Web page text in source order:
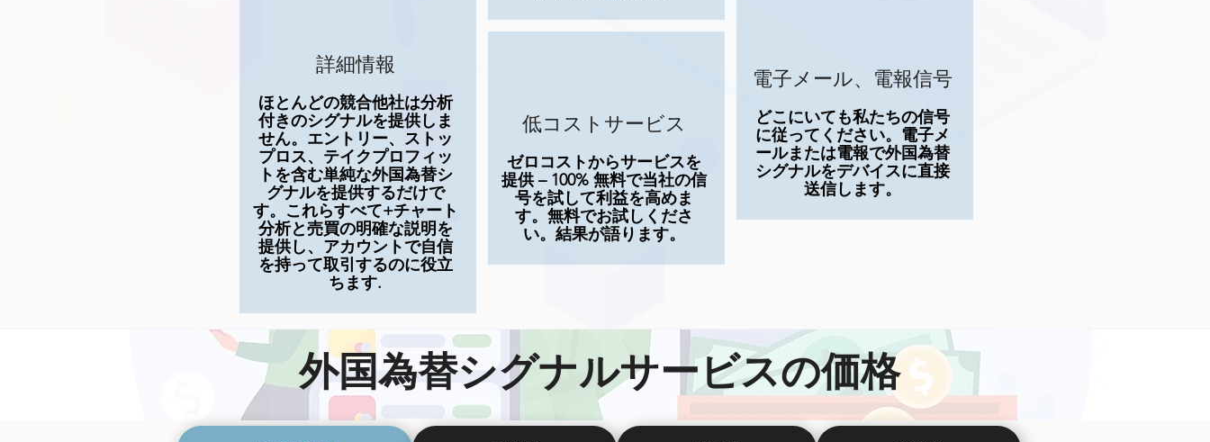
詳細情報
ほとんどの競合他社は分析
付きのシグナルを提供しま
せん。エントリー、ストッ
プロス、テイクプロフィッ
トを含む単純な外国為替シ
グナルを提供するだけで
す。これらすべて+チャート
分析と売買の明確な説明を
提供し、アカウントで自信
を持って取引するのに役立
ちます.
低コストサービス
ゼロコストからサービスを
提供 – 100% 無料で当社の信
号を試して利益を高めま
す。無料でお試しくださ
い。結果が語ります。
電子メール、電報信号
どこにいても私たちの信号
に従ってください。電子メ
ールまたは電報で外国為替
シグナルをデバイスに直接
送信します。
外国為替シグナルサービスの価格